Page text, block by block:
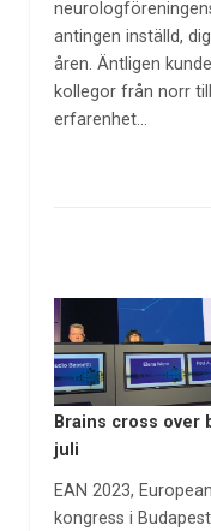
antingen inställd,
åren. Äntligen
kollegor från norr
erfarenhet…
Brains cross over
juli
EAN 2023,
kongress i